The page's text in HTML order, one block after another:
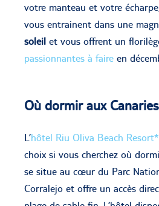
votre manteau et votre
vous entrainent dans une
soleil et vous offrent un
passionnantes à faire en
Où dormir aux
L’hôtel Riu Oliva Beach
choix si vous cherchez où
se situe au cœur du Parc
Corralejo et offre un accès